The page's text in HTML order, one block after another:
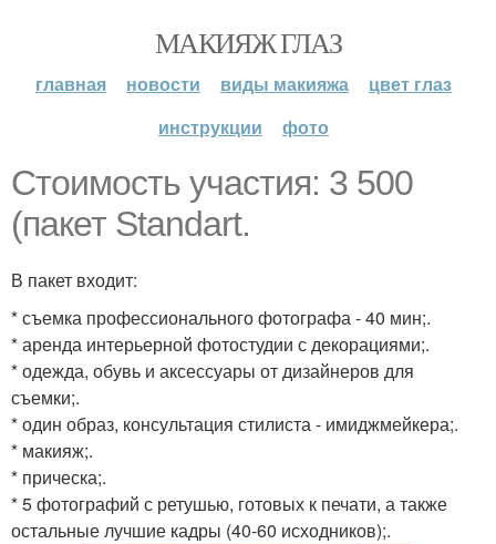
МАКИЯЖ ГЛАЗ
главная новости виды макияжа
цвет глаз
инструкции
фото
Стоимость участия: 3 500
(пакет Standart.
В пакет входит:
* съемка профессионального фотографа - 40 мин;.
* аренда интерьерной фотостудии с декорациями;.
* одежда, обувь и аксессуары от дизайнеров для
съемки;.
* один образ, консультация стилиста - имиджмейкера;.
* макияж;.
* прическа;.
* 5 фотографий с ретушью, готовых к печати, а также
остальные лучшие кадры (40-60 исходников);.